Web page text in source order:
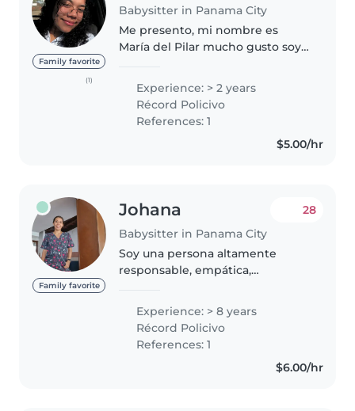
Family favorite
(1)
Babysitter in Panama City
Me presento, mi nombre es
María del Pilar mucho gusto soy
•alegre •amorosa •paciente
•puntual •cristiana Me encantan
los..
Experience: > 2 years
Récord Policivo
References: 1
$5.00/hr
Family favorite
Johana
Babysitter in Panama City
28
Soy una persona altamente
responsable, empática,
conocimientos en cuidado,
educación infantil, estimulación
temprana y desarrollo, estoy
Experience: > 8 years
Récord Policivo
References: 1
$6.00/hr